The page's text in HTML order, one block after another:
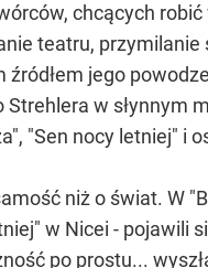
chcących
teatru, przymilanie
jego
w słynnym
"Sen nocy letniej" i
niż o świat. W
w Nicei - pojawili
po prostu...